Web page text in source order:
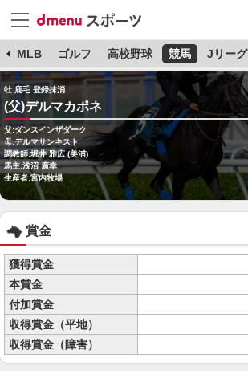
MLB ゴルフ 高校野球 競馬 Jリーグ
牡 鹿毛 登録抹消
(父)デルマカポネ
父:ダンスインザダーク
母:デルマサンキスト
調教師:堀井 雅広 (美浦)
馬主:浅沼 廣幸
生産者:宮内牧場
賞金
獲得賞金
本賞金
付加賞金
収得賞金（平地）
収得賞金（障害）